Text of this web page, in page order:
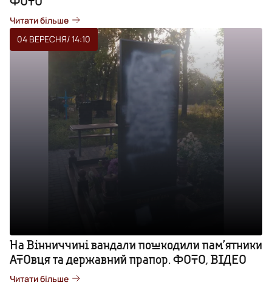
Читати більше
04 ВЕРЕСНЯ/ 14:10
На Вінниччині вандали пошкодили пам’ятники
АТОвця та державний прапор. ФОТО, ВІДЕО
Читати більше